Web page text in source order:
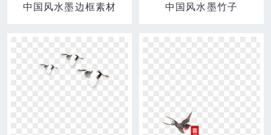
中国风水墨边框素材 中国风水墨竹子